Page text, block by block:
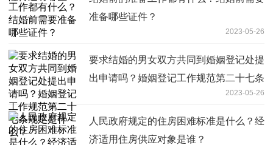
准备哪些证件？
2023-05-26
要求结婚的男女双方共同到婚姻登记处提
出申请吗？婚姻登记工作规范第二十七条
2023-05-26
人民政府规定的住房困难标准是什么？经
济适用住房供应对象是谁？